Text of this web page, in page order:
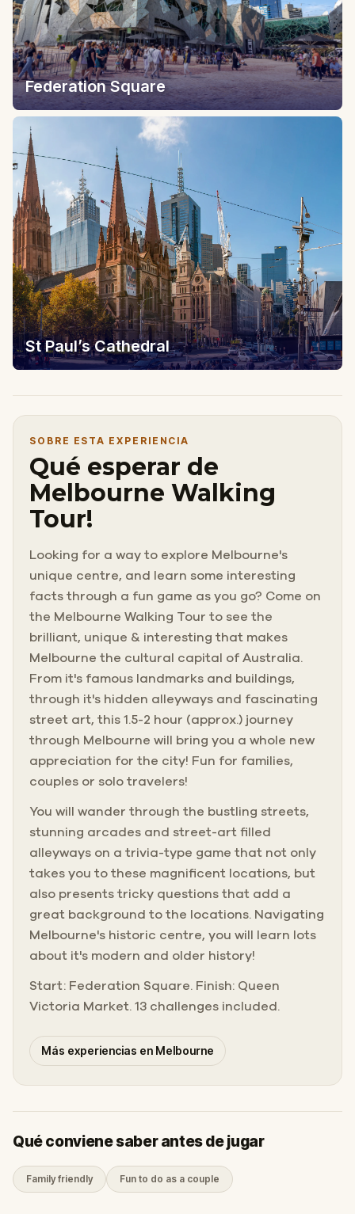
Federation Square
St Paul’s Cathedral
SOBRE ESTA EXPERIENCIA
Qué esperar de
Melbourne Walking
Tour!
Looking for a way to explore Melbourne's
unique centre, and learn some interesting
facts through a fun game as you go? Come on
the Melbourne Walking Tour to see the
brilliant, unique & interesting that makes
Melbourne the cultural capital of Australia.
From it's famous landmarks and buildings,
through it's hidden alleyways and fascinating
street art, this 1.5-2 hour (approx.) journey
through Melbourne will bring you a whole new
appreciation for the city! Fun for families,
couples or solo travelers!
You will wander through the bustling streets,
stunning arcades and street-art filled
alleyways on a trivia-type game that not only
takes you to these magnificent locations, but
also presents tricky questions that add a
great background to the locations. Navigating
Melbourne's historic centre, you will learn lots
about it's modern and older history!
Start: Federation Square. Finish: Queen
Victoria Market. 13 challenges included.
Más experiencias en Melbourne
Qué conviene saber antes de jugar
Family friendly Fun to do as a couple